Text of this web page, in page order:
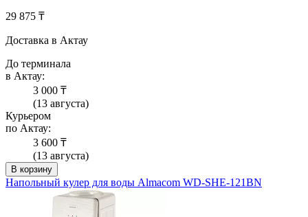
29 875 ₸
Доставка в Актау
До терминала
в Актау:
3 000 ₸
(13 августа)
Курьером
по Актау:
3 600 ₸
(13 августа)
В корзину
Напольный кулер для воды Almacom WD-SHE-121BN